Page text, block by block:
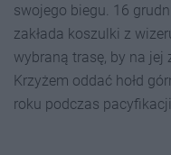
swojego biegu. 16
zakłada koszulki z
wybraną trasę, by na
Krzyżem oddać hołd
roku podczas